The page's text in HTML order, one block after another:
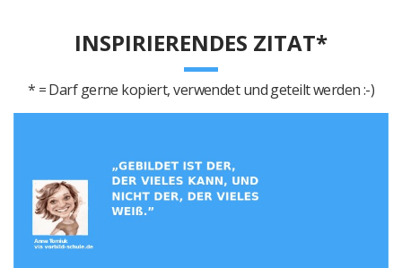
INSPIRIERENDES ZITAT*
* = Darf gerne kopiert, verwendet und geteilt werden :-)